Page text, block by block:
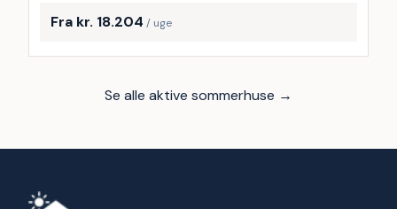
Fra kr. 18.204 / uge
Se alle aktive sommerhuse →